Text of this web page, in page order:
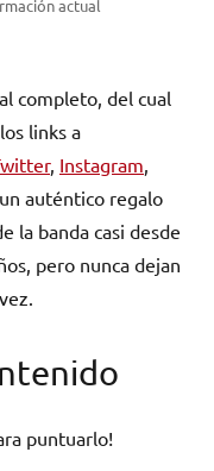
actual
completo, del cual
links a
, Instagram,
auténtico regalo
la banda casi desde
pero nunca dejan
puntuarlo!